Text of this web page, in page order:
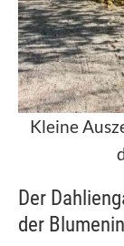
Kleine
Der
der